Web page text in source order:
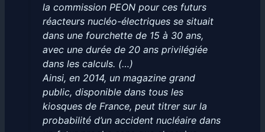
la commission PEON pour ces futurs
réacteurs nucléo-électriques se situait
dans une fourchette de 15 à 30 ans,
avec une durée de 20 ans privilégiée
dans les calculs. (…)
Ainsi, en 2014, un magazine grand
public, disponible dans tous les
kiosques de France, peut titrer sur la
probabilité d’un accident nucléaire dans